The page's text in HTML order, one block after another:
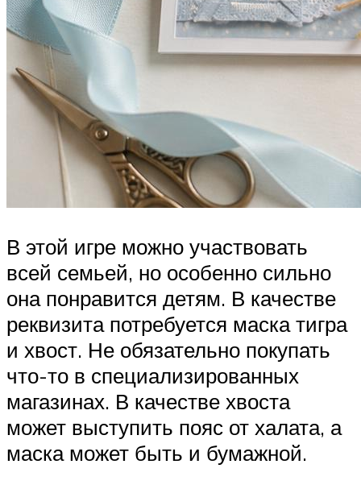
В этой игре можно участвовать
всей семьей, но особенно сильно
она понравится детям. В качестве
реквизита потребуется маска тигра
и хвост. Не обязательно покупать
что-то в специализированных
магазинах. В качестве хвоста
может выступить пояс от халата, а
маска может быть и бумажной.